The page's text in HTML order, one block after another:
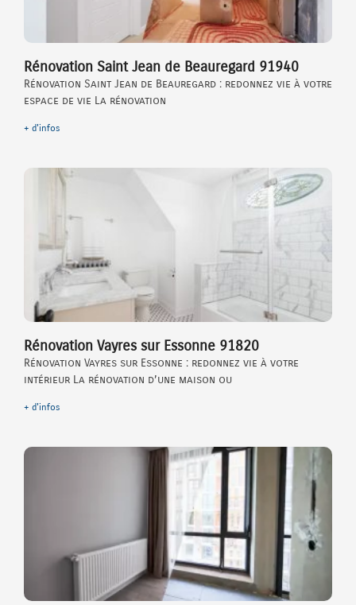
Rénovation Saint Jean de Beauregard 91940
Rénovation Saint Jean de Beauregard : redonnez vie à votre
espace de vie La rénovation
+ d'infos
Rénovation Vayres sur Essonne 91820
Rénovation Vayres sur Essonne : redonnez vie à votre
intérieur La rénovation d’une maison ou
+ d'infos